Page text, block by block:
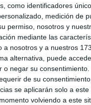
como identificadores
medición de
permiso, nosotros y
mediante las
a nosotros y a nuestros
alternativa, puede
o negar su consentimiento.
de su
se aplicarán solo a
volviendo a este